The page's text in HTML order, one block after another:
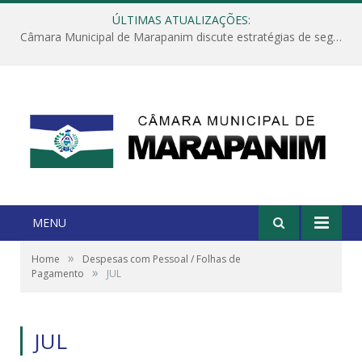
ÚLTIMAS ATUALIZAÇÕES:
Câmara Municipal de Marapanim discute estratégias de segurança com autoridades e poder executivo
MENU
Home »
Despesas com Pessoal / Folhas de
Pagamento
» JUL
JUL